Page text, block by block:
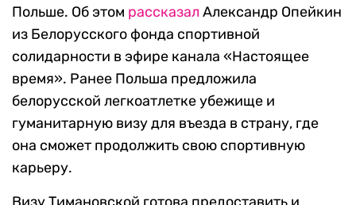
Польше. Об этом рассказал Александр Опейкин
из Белорусского фонда спортивной
солидарности в эфире канала «Настоящее
время». Ранее Польша предложила
белорусской легкоатлетке убежище и
гуманитарную визу для въезда в страну, где
она сможет продолжить свою спортивную
карьеру.